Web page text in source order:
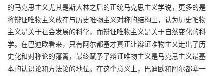
的马克思主义尤其是斯大林之后的正统马克思主义学说，更多的是
将辩证唯物主义放在与历史唯物主义对称的结构上，认为历史唯物
主义是关于社会发展的科学，而辩证唯物主义是关于自然变化的科
学。在巴迪欧看来，只有阿尔都塞才真正让辩证唯物主义走出了历
史化和对称论的藩篱，最终赋予了辩证唯物主义是马克思主义最基
本的认识论和方法论的地位。在这个意义上，巴迪欧和阿尔都塞一